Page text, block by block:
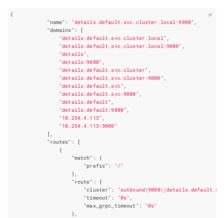
{
"name" : "details.default.svc.cluster.local:9080" ,
"domains" :
[
"details.default.svc.cluster.local" ,
"details.default.svc.cluster.local:9080" ,
"details" ,
"details:9080" ,
"details.default.svc.cluster" ,
"details.default.svc.cluster:9080" ,
"details.default.svc" ,
"details.default.svc:9080" ,
"details.default" ,
"details.default:9080" ,
"10.254.4.113" ,
"10.254.4.113:9080"
],
"routes" :
[
{
"match" :
{
"prefix" :
"/"
},
"route" :
{
"cluster" :
"timeout" : "0s" ,
"max_grpc_timeout" :
"0s"
},